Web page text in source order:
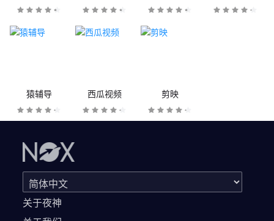
猿辅导 西瓜视频 剪映
关于夜神